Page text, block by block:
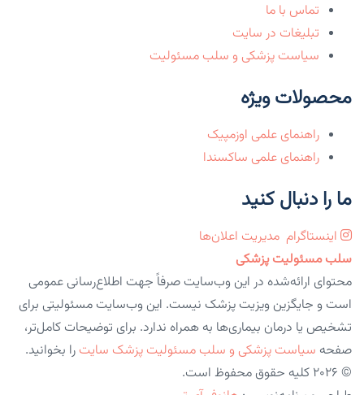
تماس با ما
تبلیغات در سایت
سیاست پزشکی و سلب مسئولیت
محصولات ویژه
راهنمای علمی اوزمپیک
راهنمای علمی ساکسندا
ما را دنبال کنید
اینستاگرام مدیریت اعلان‌ها
سلب مسئولیت پزشکی
محتوای ارائه‌شده در این وب‌سایت صرفاً جهت اطلاع‌رسانی عمومی
است و جایگزین ویزیت پزشک نیست. این وب‌سایت مسئولیتی برای
تشخیص یا درمان بیماری‌ها به همراه ندارد. برای توضیحات کامل‌تر،
صفحه سیاست پزشکی و سلب مسئولیت پزشک سایت را بخوانید.
© 2026 کلیه حقوق محفوظ است.